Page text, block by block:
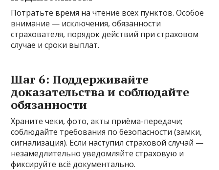
Потратьте время на чтение всех пунктов. Особое
внимание — исключения, обязанности
страхователя, порядок действий при страховом
случае и сроки выплат.
Шаг 6: Поддерживайте
доказательства и соблюдайте
обязанности
Храните чеки, фото, акты приёма-передачи;
соблюдайте требования по безопасности (замки,
сигнализация). Если наступил страховой случай —
незамедлительно уведомляйте страховую и
фиксируйте всё документально.